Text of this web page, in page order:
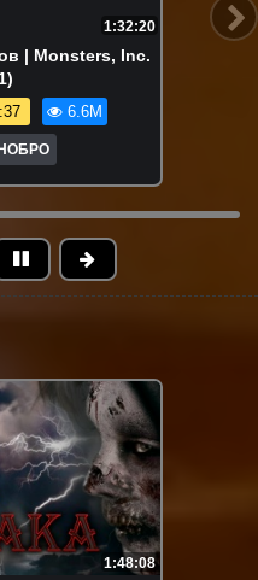
1:48:48
(2016)
1:48:08